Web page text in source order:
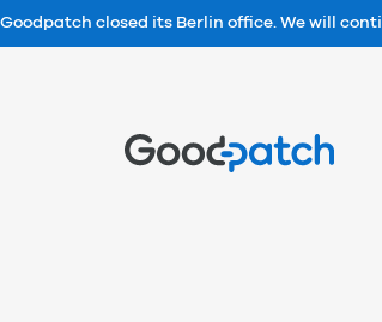
Goodpatch closed its Berlin office. We will